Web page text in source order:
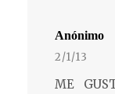
Anónimo
2/1/13
ME